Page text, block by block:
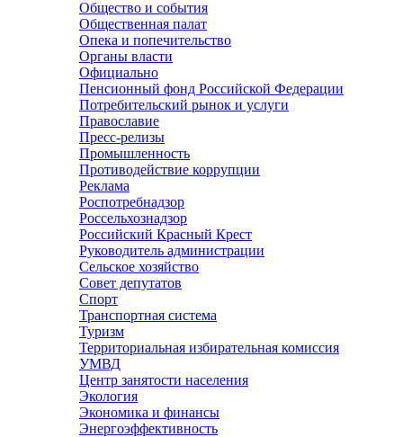
Общество и события
Общественная палат
Опека и попечительство
Органы власти
Официально
Пенсионный фонд Российской Федерации
Потребительский рынок и услуги
Православие
Пресс-релизы
Промышленность
Противодействие коррупции
Реклама
Роспотребнадзор
Россельхознадзор
Российский Красный Крест
Руководитель администрации
Сельское хозяйство
Совет депутатов
Спорт
Транспортная система
Туризм
Территориальная избирательная комиссия
УМВД
Центр занятости населения
Экология
Экономика и финансы
Энергоэффективность